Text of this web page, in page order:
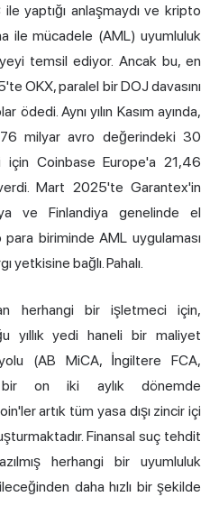
ile yaptığı anlaşmaydı ve kripto
ile mücadele (AML) uyumluluk
temsil ediyor. Ancak bu, en
OKX, paralel bir DOJ davasını
Aynı yılın Kasım ayında,
milyar avro değerindeki 30
için Coinbase Europe'a 21,46
Mart 2025'te Garantex'in
ve Finlandiya genelinde el
biriminde AML uygulaması
yetkisine bağlı. Pahalı.
herhangi bir işletmeci için,
yıllık yedi haneli bir maliyet
(AB MiCA, İngiltere FCA,
on iki aylık dönemde
artık tüm yasa dışı zincir içi
Finansal suç tehdit
herhangi bir uyumluluk
daha hızlı bir şekilde